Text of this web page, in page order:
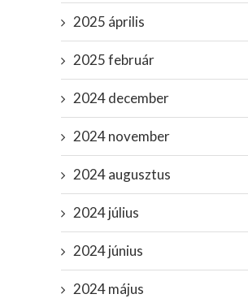
2025 április
2025 február
2024 december
2024 november
2024 augusztus
2024 július
2024 június
2024 május